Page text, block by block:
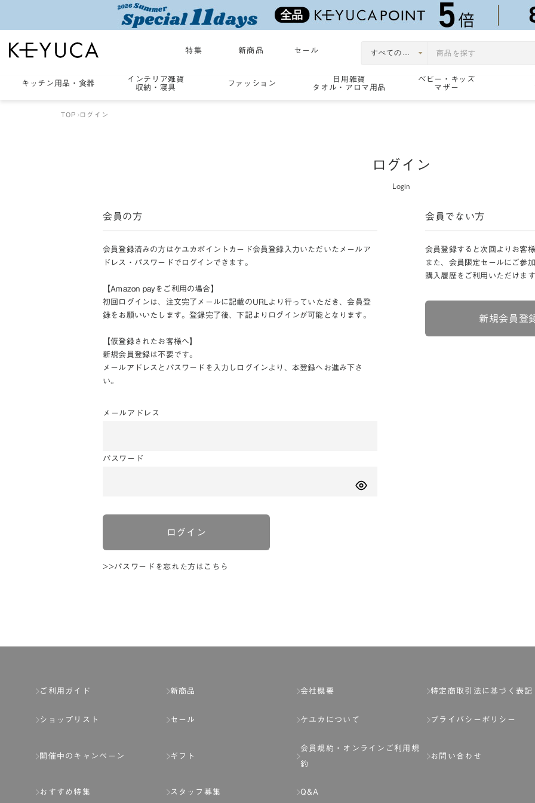
特集 新商品 セール
キッチン用品 ・ 食器
インテリア雑貨
収納・寝具
ファッション
日用雑貨
タオル・アロマ用品
ベビー・キッズ
マザー
TOP ログイン
ログイン
Login
会員の方
会員登録済みの方はケユカポイントカード会員登録入力いただいたメールア
ドレス・パスワードでログインできます。
【Amazon payをご利用の場合】
初回ログインは、注文完了メールに記載のURLより行っていただき、会員登
録をお願いいたします。登録完了後、下記よりログインが可能となります。
【仮登録されたお客様へ】
新規会員登録は不要です。
メールアドレスとパスワードを入力しログインより、本登録へお進み下さ
い。
メールアドレス
パスワード
ログイン
>>パスワードを忘れた方はこちら
会員でない方
会員登録すると次回よりお客
また、会員限定セールにご参
購入履歴をご利用いただけま
新規会員登
ご利用ガイド
ショップリスト
開催中のキャンペーン
おすすめ特集
新商品
セール
ギフト
スタッフ募集
会社概要
ケユカについて
会員規約・
オンラインご利用規
約
Q&A
特定商取引法に基づく表記
プライバシーポリシー
お問い合わせ